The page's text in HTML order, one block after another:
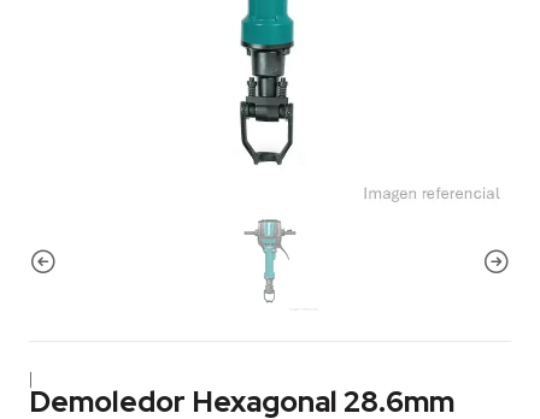
|
Demoledor Hexagonal 28.6mm